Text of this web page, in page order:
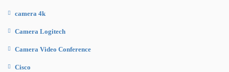
camera 4k
Camera Logitech
Camera Video Conference
Cisco